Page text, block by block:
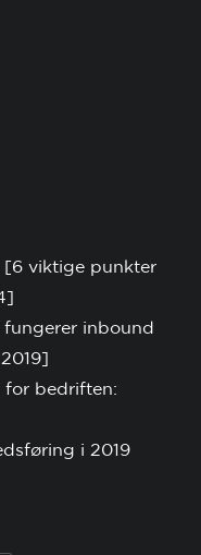
[6 viktige punkter
fungerer inbound
for bedriften:
i 2019